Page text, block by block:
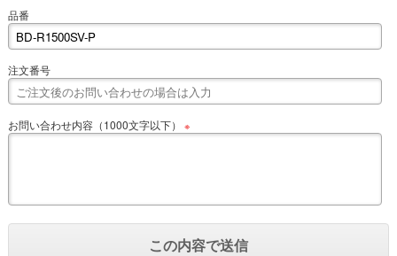
品番
注文番号
お問い合わせ内容（1000文字以下） ※